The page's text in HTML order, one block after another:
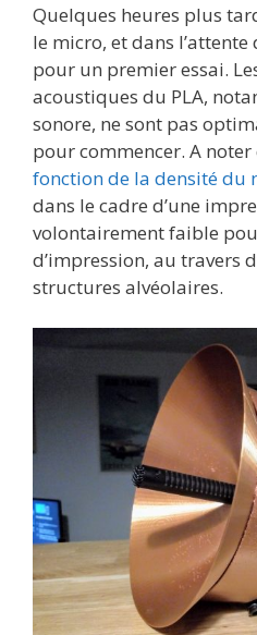
Quelques heures plus
le micro, et dans
pour un premier essai.
acoustiques du PLA,
sonore, ne sont pas
pour commencer. A noter
fonction de la densité du
dans le cadre d’une
volontairement faible
d’impression, au travers
structures alvéolaires.